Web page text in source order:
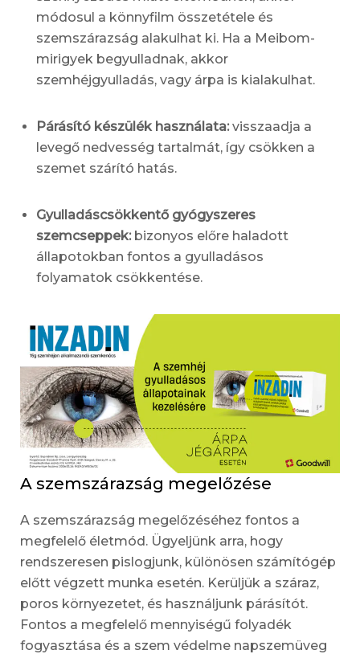
módosul a könnyfilm összetétele és
szemszárazság alakulhat ki. Ha a Meibom-
mirigyek begyulladnak, akkor
szemhéjgyulladás, vagy árpa is kialakulhat.
Párásító készülék használata:visszaadja a
levegő nedvesség tartalmát, így csökken a
szemet szárító hatás.
Gyulladáscsökkentő gyógyszeres
szemcseppek: bizonyos előre haladott
állapotokban fontos a gyulladásos
folyamatok csökkentése.
A szemszárazság megelőzése
A szemszárazság megelőzéséhez fontos a
megfelelő életmód. Ügyeljünk arra, hogy
rendszeresen pislogjunk, különösen számítógép
előtt végzett munka esetén. Kerüljük a száraz,
poros környezetet, és használjunk párásítót.
Fontos a megfelelő mennyiségű folyadék
fogyasztása és a szem védelme napszemüveg